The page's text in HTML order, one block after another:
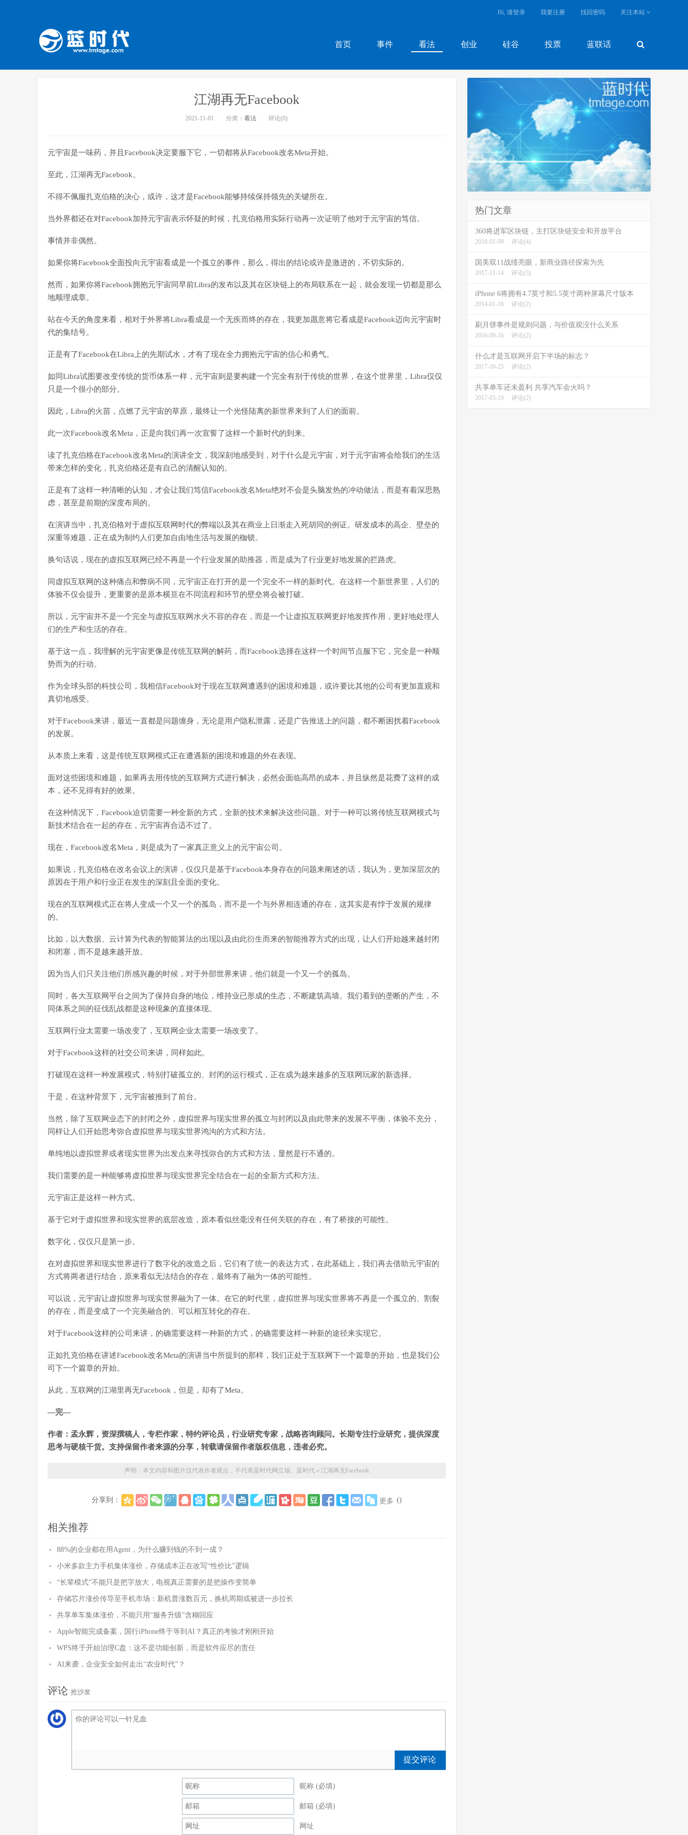
首页 事件 看法 创业 硅谷 投票 蓝联话
Hi, 请登录 我要注册 找回密码 关注本站
江湖再无Facebook
2021-11-01 分类： 看法 评论(0)
元宇宙是一味药，并且Facebook决定要服下它，一切都将从Facebook改名Meta开始。
至此，江湖再无Facebook。
不得不佩服扎克伯格的决心，或许，这才是Facebook能够持续保持领先的关键所在。
当外界都还在对Facebook加持元宇宙表示怀疑的时候，扎克伯格用实际行动再一次证明了他对于元宇宙的笃信。
事情并非偶然。
如果你将Facebook全面投向元宇宙看成是一个孤立的事件，那么，得出的结论或许是激进的，不切实际的。
然而，如果你将Facebook拥抱元宇宙同早前Libra的发布以及其在区块链上的布局联系在一起，就会发现一切都是那么
地顺理成章。
站在今天的角度来看，相对于外界将Libra看成是一个无疾而终的存在，我更加愿意将它看成是Facebook迈向元宇宙时
代的集结号。
正是有了Facebook在Libra上的先期试水，才有了现在全力拥抱元宇宙的信心和勇气。
如同Libra试图要改变传统的货币体系一样，元宇宙则是要构建一个完全有别于传统的世界，在这个世界里，Libra仅仅
只是一个很小的部分。
因此，Libra的火苗，点燃了元宇宙的草原，最终让一个光怪陆离的新世界来到了人们的面前。
此一次Facebook改名Meta，正是向我们再一次宣誓了这样一个新时代的到来。
读了扎克伯格在Facebook改名Meta的演讲全文，我深刻地感受到，对于什么是元宇宙，对于元宇宙将会给我们的生活
带来怎样的变化，扎克伯格还是有自己的清醒认知的。
正是有了这样一种清晰的认知，才会让我们笃信Facebook改名Meta绝对不会是头脑发热的冲动做法，而是有着深思熟
虑，甚至是前期的深度布局的。
在演讲当中，扎克伯格对于虚拟互联网时代的弊端以及其在商业上日渐走入死胡同的例证。研发成本的高企、壁垒的
深重等难题，正在成为制约人们更加自由地生活与发展的枷锁。
换句话说，现在的虚拟互联网已经不再是一个行业发展的助推器，而是成为了行业更好地发展的拦路虎。
同虚拟互联网的这种痛点和弊病不同，元宇宙正在打开的是一个完全不一样的新时代。在这样一个新世界里，人们的
体验不仅会提升，更重要的是原本横亘在不同流程和环节的壁垒将会被打破。
所以，元宇宙并不是一个完全与虚拟互联网水火不容的存在，而是一个让虚拟互联网更好地发挥作用，更好地处理人
们的生产和生活的存在。
基于这一点，我理解的元宇宙更像是传统互联网的解药，而Facebook选择在这样一个时间节点服下它，完全是一种顺
势而为的行动。
作为全球头部的科技公司，我相信Facebook对于现在互联网遭遇到的困境和难题，或许要比其他的公司有更加直观和
真切地感受。
对于Facebook来讲，最近一直都是问题缠身，无论是用户隐私泄露，还是广告推送上的问题，都不断困扰着Facebook
的发展。
从本质上来看，这是传统互联网模式正在遭遇新的困境和难题的外在表现。
面对这些困境和难题，如果再去用传统的互联网方式进行解决，必然会面临高昂的成本，并且纵然是花费了这样的成
本，还不见得有好的效果。
在这种情况下，Facebook迫切需要一种全新的方式，全新的技术来解决这些问题。对于一种可以将传统互联网模式与
新技术结合在一起的存在，元宇宙再合适不过了。
现在，Facebook改名Meta，则是成为了一家真正意义上的元宇宙公司。
如果说，扎克伯格在改名会议上的演讲，仅仅只是基于Facebook本身存在的问题来阐述的话，我认为，更加深层次的
原因在于用户和行业正在发生的深刻且全面的变化。
现在的互联网模式正在将人变成一个又一个的孤岛，而不是一个与外界相连通的存在，这其实是有悖于发展的规律
的。
比如，以大数据、云计算为代表的智能算法的出现以及由此衍生而来的智能推荐方式的出现，让人们开始越来越封闭
和闭塞，而不是越来越开放。
因为当人们只关注他们所感兴趣的时候，对于外部世界来讲，他们就是一个又一个的孤岛。
同时，各大互联网平台之间为了保持自身的地位，维持业已形成的生态，不断建筑高墙。我们看到的垄断的产生，不
同体系之间的征伐乱战都是这种现象的直接体现。
互联网行业太需要一场改变了，互联网企业太需要一场改变了。
对于Facebook这样的社交公司来讲，同样如此。
打破现在这样一种发展模式，特别打破孤立的、封闭的运行模式，正在成为越来越多的互联网玩家的新选择。
于是，在这种背景下，元宇宙被推到了前台。
当然，除了互联网业态下的封闭之外，虚拟世界与现实世界的孤立与封闭以及由此带来的发展不平衡，体验不充分，
同样让人们开始思考弥合虚拟世界与现实世界鸿沟的方式和方法。
单纯地以虚拟世界或者现实世界为出发点来寻找弥合的方式和方法，显然是行不通的。
我们需要的是一种能够将虚拟世界与现实世界完全结合在一起的全新方式和方法。
元宇宙正是这样一种方式。
基于它对于虚拟世界和现实世界的底层改造，原本看似丝毫没有任何关联的存在，有了桥接的可能性。
数字化，仅仅只是第一步。
在对虚拟世界和现实世界进行了数字化的改造之后，它们有了统一的表达方式，在此基础上，我们再去借助元宇宙的
方式将两者进行结合，原来看似无法结合的存在，最终有了融为一体的可能性。
可以说，元宇宙让虚拟世界与现实世界融为了一体。在它的时代里，虚拟世界与现实世界将不再是一个孤立的、割裂
的存在，而是变成了一个完美融合的、可以相互转化的存在。
对于Facebook这样的公司来讲，的确需要这样一种新的方式，的确需要这样一种新的途径来实现它。
正如扎克伯格在讲述Facebook改名Meta的演讲当中所提到的那样，我们正处于互联网下一个篇章的开始，也是我们公
司下一个篇章的开始。
从此，互联网的江湖里再无Facebook，但是，却有了Meta。
—完—
作者：孟永辉，资深撰稿人，专栏作家，特约评论员，行业研究专家，战略咨询顾问。长期专注行业研究，提供深度
思考与硬核干货。支持保留作者来源的分享，转载请保留作者版权信息，违者必究。
声明：本文内容和图片仅代表作者观点，不代表蓝时代网立场。 蓝时代 » 江湖再无Facebook
分享到： 更多 ()
相关推荐
88%的企业都在用Agent，为什么赚到钱的不到一成？
小米多款主力手机集体涨价，存储成本正在改写“性价比”逻辑
“长辈模式”不能只是把字放大，电视真正需要的是把操作变简单
存储芯片涨价传导至手机市场：新机普涨数百元，换机周期或被进一步拉长
共享单车集体涨价，不能只用“服务升级”含糊回应
Apple智能完成备案，国行iPhone终于等到AI？真正的考验才刚刚开始
WPS终于开始治理C盘：这不是功能创新，而是软件应尽的责任
AI来袭，企业安全如何走出“农业时代”？
评论 抢沙发
提交评论
昵称 (必填)
邮箱 (必填)
网址
热门文章
360将进军区块链，主打区块链安全和开放平台
2018-01-09 评论(4)
国美双11战绩亮眼，新商业路径探索为先
2017-11-14 评论(3)
iPhone 6将拥有4.7英寸和5.5英寸两种屏幕尺寸版本
2014-01-16 评论(2)
刷月饼事件是规则问题，与价值观没什么关系
2016-09-16 评论(2)
什么才是互联网开启下半场的标志？
2017-10-25 评论(2)
共享单车还未盈利 共享汽车会火吗？
2017-03-19 评论(2)